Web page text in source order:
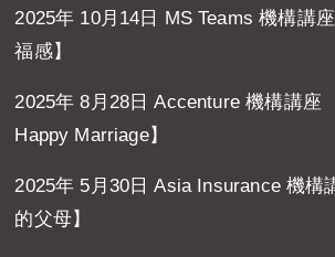
2025年 10月14日 MS Teams 機構講
福感】
2025年 8月28日 Accenture 機構講座
Happy Marriage】
2025年 5月30日 Asia Insurance 機構
的父母】